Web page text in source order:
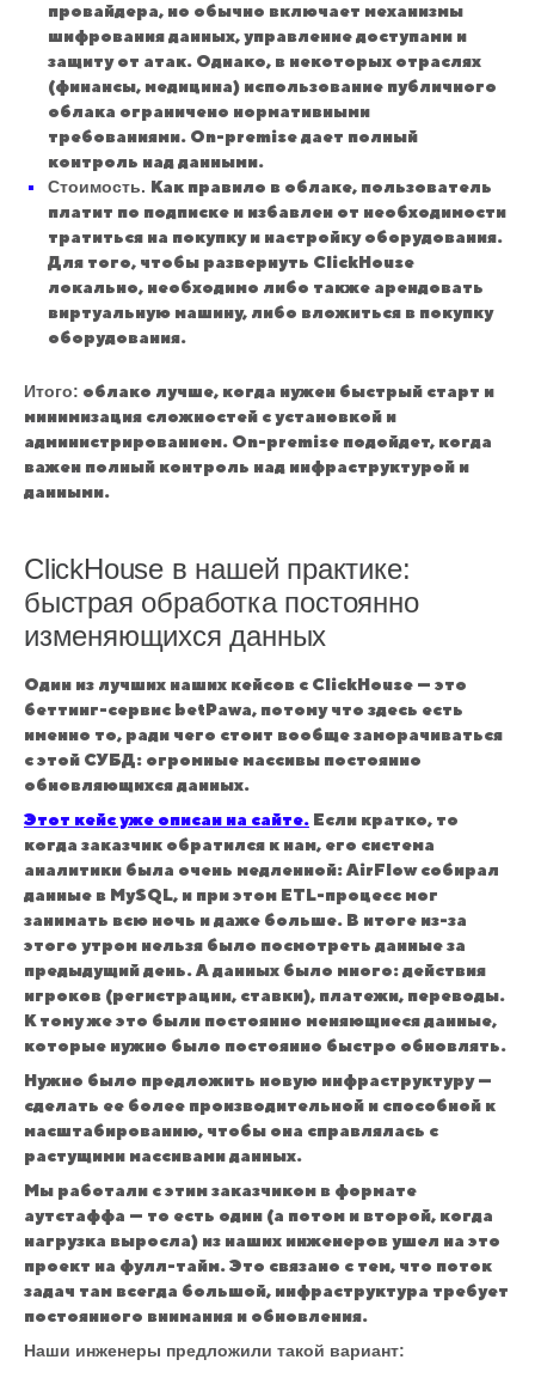
провайдера, но обычно включает механизмы
шифрования данных, управление доступами и
защиту от атак. Однако, в некоторых отраслях
(финансы, медицина) использование публичного
облака ограничено нормативными
требованиями. On-premise дает полный
контроль над данными.
Стоимость. Как правило в облаке, пользователь
платит по подписке и избавлен от необходимости
тратиться на покупку и настройку оборудования.
Для того, чтобы развернуть ClickHouse
локально, необходимо либо также арендовать
виртуальную машину, либо вложиться в покупку
оборудования.
Итого: облако лучше, когда нужен быстрый старт и
минимизация сложностей с установкой и
администрированием. On-premise подойдет, когда
важен полный контроль над инфраструктурой и
данными.
ClickHouse в нашей практике:
быстрая обработка постоянно
изменяющихся данных
Один из лучших наших кейсов с ClickHouse — это
беттинг-сервис betPawa, потому что здесь есть
именно то, ради чего стоит вообще заморачиваться
с этой СУБД: огромные массивы постоянно
обновляющихся данных.
Этот кейс уже описан на сайте. Если кратко, то
когда заказчик обратился к нам, его система
аналитики была очень медленной: AirFlow собирал
данные в MySQL, и при этом ETL-процесс мог
занимать всю ночь и даже больше. В итоге из-за
этого утром нельзя было посмотреть данные за
предыдущий день. А данных было много: действия
игроков (регистрации, ставки), платежи, переводы.
К тому же это были постоянно меняющиеся данные,
которые нужно было постоянно быстро обновлять.
Нужно было предложить новую инфраструктуру —
сделать ее более производительной и способной к
масштабированию, чтобы она справлялась с
растущими массивами данных.
Мы работали с этим заказчиком в формате
аутстаффа — то есть один (а потом и второй, когда
нагрузка выросла) из наших инженеров ушел на это
проект на фулл-тайм. Это связано с тем, что поток
задач там всегда большой, инфраструктура требует
постоянного внимания и обновления.
Наши инженеры предложили такой вариант: